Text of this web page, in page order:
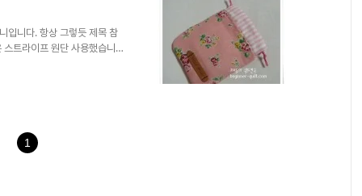
입니다. 항상 그렇듯 제목 참
트라이프 원단 사용했습니
거이 앞부분.. 이것이 뒷부분
1